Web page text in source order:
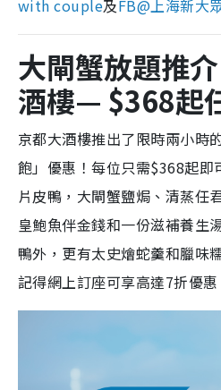
with couple及FB@上海新大
大閘蟹放題推
酒樓— $368起
京都大酒樓推出了限時兩小時
飽」優惠！每位只需$368起即
片皮鴨，大閘蟹鹽焗、清蒸任
皇鮑魚伴金錢和一份滋補養生
鴨外，更有太史燴蛇羹和臘味
記得網上訂座可享高達7折優惠